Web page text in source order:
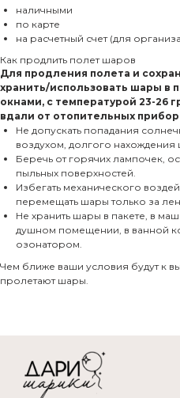
наличными
по карте
на расчетный счет (для
Как продлить полет шаров
Для продления полета и
хранить/использовать шары в
окнами, с температурой 23-26
вдали от отопительных
Не допускать попадания
воздухом, долгого нахождения
Беречь от горячих лампочек,
пыльных поверхностей.
Избегать механического
перемещать шары только за
Не хранить шары в пакете, в
душном помещении, в ванной
озонатором.
Чем ближе ваши условия будут к
пролетают шары.